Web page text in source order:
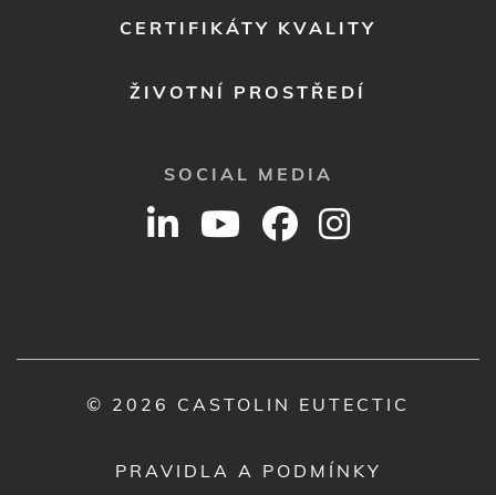
CERTIFIKÁTY KVALITY
ŽIVOTNÍ PROSTŘEDÍ
SOCIAL MEDIA
© 2026 CASTOLIN EUTECTIC
PRAVIDLA A PODMÍNKY